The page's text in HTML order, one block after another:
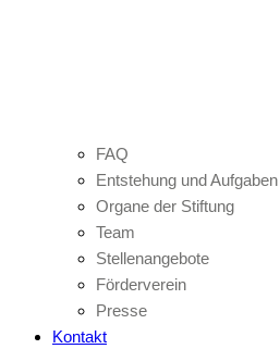
FAQ
Entstehung und Aufgaben
Organe der Stiftung
Team
Stellenangebote
Förderverein
Presse
Kontakt